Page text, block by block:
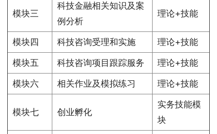
模块三
科技金融相关知识及案
例分析
理论+技能
模块四 科技咨询受理和实施 理论+技能
模块五 科技咨询项目跟踪服务 理论+技能
模块六 相关作业及模拟练习 理论+技能
模块七 创业孵化
实务技能模
块